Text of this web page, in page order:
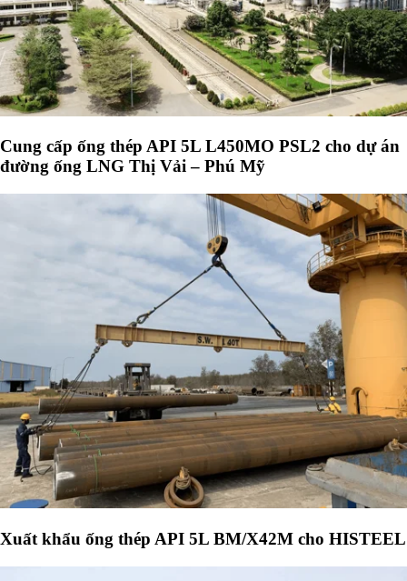
Cung cấp ống thép API 5L L450MO PSL2 cho dự án
đường ống LNG Thị Vải – Phú Mỹ
Xuất khẩu ống thép API 5L BM/X42M cho HISTEEL